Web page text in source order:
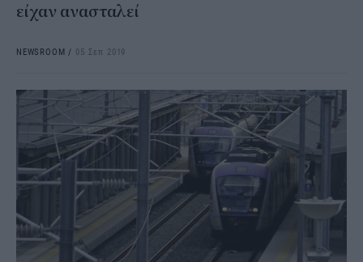
είχαν ανασταλεί
NEWSROOM / 05 Σεπ 2019